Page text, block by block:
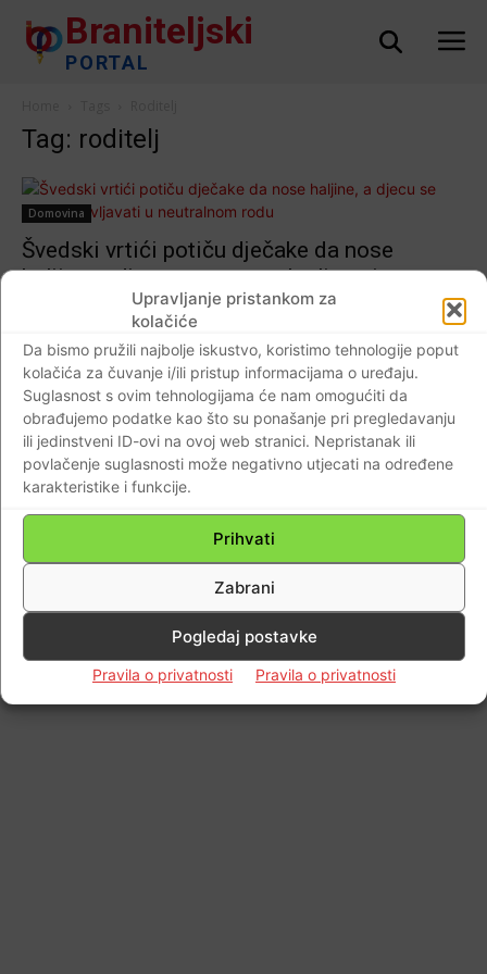
Upravljanje pristankom za
kolačiće
Da bismo pružili najbolje iskustvo, koristimo tehnologije poput
kolačića za čuvanje i/ili pristup informacijama o uređaju.
Suglasnost s ovim tehnologijama će nam omogućiti da
obrađujemo podatke kao što su ponašanje pri pregledavanju
ili jedinstveni ID-ovi na ovoj web stranici. Nepristanak ili
povlačenje suglasnosti može negativno utjecati na određene
karakteristike i funkcije.
Prihvati
Zabrani
Pogledaj postavke
Pravila o privatnosti Pravila o privatnosti
Braniteljski
PORTAL
Tag: roditelj
Domovina
Švedski vrtići potiču dječake da nose
haljine, a djecu se mora oslovljavati u
neutralnom rodu
Impressum Kontaktirajte nas Pravila o privatnosti
© Newspaper WordPress Theme by TagDiv